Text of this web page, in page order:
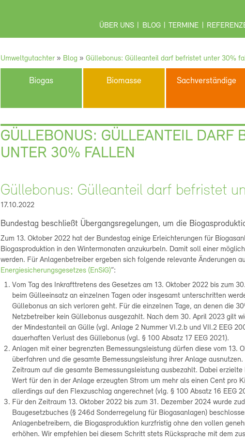
ÜBER UNS BLOG TERMINE
Umweltgutachter » Blog »Güllebonus: Gülleanteil darf befristet unter 30%
Biogas Biomasse Sachverständige
GÜLLEBONUS: GÜLLEANTEIL DARF
UNTER 30% FALLEN
Güllebonus: Gülleanteil darf befristet
17.10.2022
Bundestag beschließt Übergangsregelungen, um die
Zum 13. Oktober 2022 hat der Bundestag einige Erleichterungen für
Biogasproduktion in den Wintermonaten anzukurbeln. Damit soll einer
werden. Für Anlagenbetreiber ergeben sich folgende relevante Änderungen
Energiesicherungsgesetzes (EnSiG)“:
Vom Tag des Inkrafttretens des Gesetzes am 13. Oktober 2022 bis zum
beim Gülleeinsatz an einzelnen Tagen oder insgesamt unterschritten
Güllebonus an sich verloren geht. Für die einzelnen Tage, an denen die
Netzbetreiber kein Güllebonus ausgezahlt. Nach dem 30. April 2023 gilt
der Mindestanteil an Gülle (vgl. Anlage 2 Nummer VI.2.b und VII.2 EEG
dauerhaften Verlust des Güllebonus (vgl. § 100 Absatz 17 EEG 2021).
Anlagen mit einer begrenzten Bemessungsleistung dürfen diese vom 13.
überfahren und die gesamte Bemessungsleistung ihrer Anlage
Zeitraum auf die gesamte Bemessungsleistung ausbezahlt. Dabei
Wert für den in der Anlage erzeugten Strom um mehr als einen Cent pro
allerdings auf den Flexzuschlag angerechnet (vlg. § 100 Absatz 16 EEG
Für den Zeitraum 13. Oktober 2022 bis zum 31. Dezember 2024 wurde
Baugesetzbuches (§ 246d Sonderregelung für Biogasanlagen)
Anlagenbetreibern, die Biogasproduktion kurzfristig ohne den vollen
erhöhen. Wir empfehlen bei diesem Schritt stets Rücksprache mit dem